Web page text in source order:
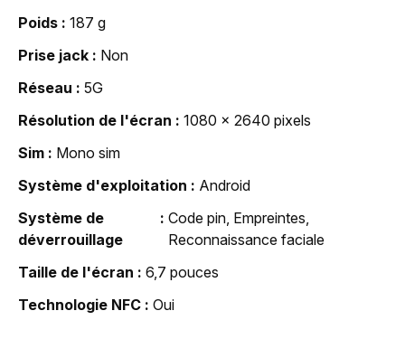
Poids
187 g
Prise jack
Non
Réseau
5G
Résolution de l'écran
1080 x 2640 pixels
Sim
Mono sim
Système d'exploitation
Android
Système de
déverrouillage
Code pin, Empreintes,
Reconnaissance faciale
Taille de l'écran
6,7 pouces
Technologie NFC
Oui